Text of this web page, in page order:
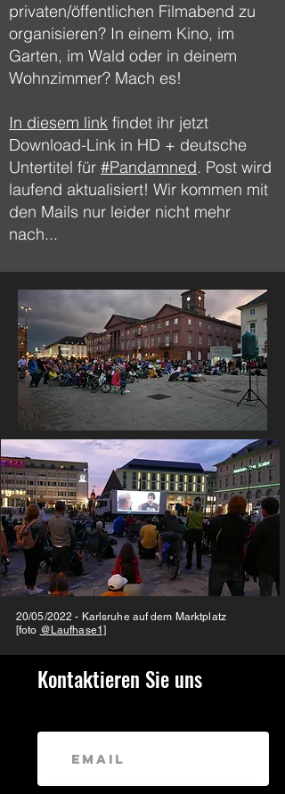
privaten/öffentlichen Filmabend zu
organisieren? In einem Kino, im
Garten, im Wald oder in deinem
Wohnzimmer? Mach es!
In diesem link findet ihr jetzt
Download-Link in HD + deutsche
Untertitel für #Pandamned. Post wird
laufend aktualisiert! Wir kommen mit
den Mails nur leider nicht mehr
nach...
20/05/2022 - Karlsruhe auf dem Marktplatz
[foto @Laufhase1]
Kontaktieren Sie uns